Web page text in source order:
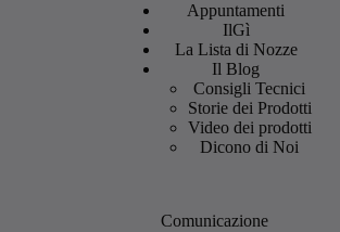
Appuntamenti
IlGì
La Lista di Nozze
Il Blog
Consigli Tecnici
Storie dei Prodotti
Video dei prodotti
Dicono di Noi
Comunicazione